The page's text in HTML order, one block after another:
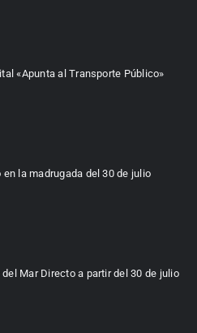
«Apunta al Transporte Público»
la madrugada del 30 de julio
Mar Directo a partir del 30 de julio